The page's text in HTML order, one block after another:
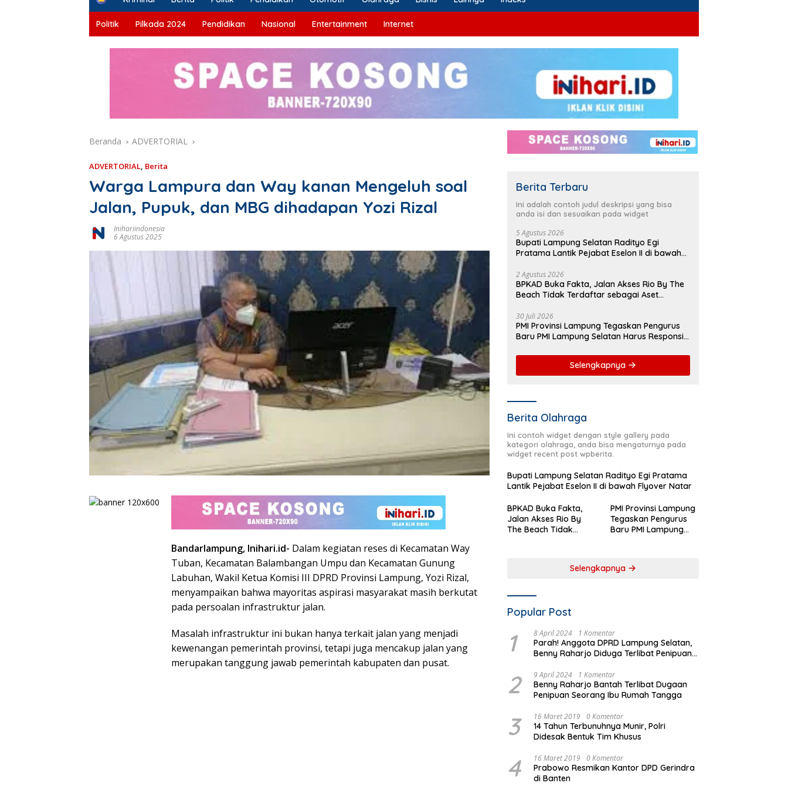
m
e
Politik Pilkada 2024 Pendidikan Nasional Entertainment Internet
Beranda ADVERTORIAL
ADVERTORIAL, Berita
Warga Lampura dan Way kanan Mengeluh soal
Jalan, Pupuk, dan MBG dihadapan Yozi Rizal
Inihariindonesia
6 Agustus 2025
Bandarlampung, Inihari.id- Dalam kegiatan reses di Kecamatan Way
Tuban, Kecamatan Balambangan Umpu dan Kecamatan Gunung
Labuhan, Wakil Ketua Komisi III DPRD Provinsi Lampung, Yozi Rizal,
menyampaikan bahwa mayoritas aspirasi masyarakat masih berkutat
pada persoalan infrastruktur jalan.
Masalah infrastruktur ini bukan hanya terkait jalan yang menjadi
kewenangan pemerintah provinsi, tetapi juga mencakup jalan yang
merupakan tanggung jawab pemerintah kabupaten dan pusat.
Berita Terbaru
Ini adalah contoh judul deskripsi yang bisa
anda isi dan sesuaikan pada widget
5 Agustus 2026
Bupati Lampung Selatan Radityo Egi
Pratama Lantik Pejabat Eselon II di bawah
2 Agustus 2026
BPKAD Buka Fakta, Jalan Akses Rio By The
Beach Tidak Terdaftar sebagai Aset
30 Juli 2026
PMI Provinsi Lampung Tegaskan Pengurus
Baru PMI Lampung Selatan Harus Responsif
Selengkapnya
Berita Olahraga
Ini contoh widget dengan style gallery pada
kategori olahraga, anda bisa mengaturnya pada
widget recent post wpberita.
Bupati Lampung Selatan Radityo Egi Pratama
Lantik Pejabat Eselon II di bawah Flyover Natar
BPKAD Buka Fakta,
Jalan Akses Rio By
The Beach Tidak
PMI Provinsi Lampung
Tegaskan Pengurus
Baru PMI Lampung
Selengkapnya
Popular Post
1 8 April 2024 1 Komentar
Parah! Anggota DPRD Lampung Selatan,
Benny Raharjo Diduga Terlibat Penipuan
2 9 April 2024 1 Komentar
Benny Raharjo Bantah Terlibat Dugaan
Penipuan Seorang Ibu Rumah Tangga
3 16 Maret 2019 0 Komentar
14 Tahun Terbunuhnya Munir, Polri
Didesak Bentuk Tim Khusus
4 16 Maret 2019 0 Komentar
Prabowo Resmikan Kantor DPD Gerindra
di Banten